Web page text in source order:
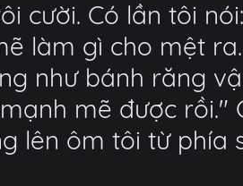
cười. Có lần tôi
làm gì cho mệt
như bánh răng
mẽ được
lên ôm tôi từ